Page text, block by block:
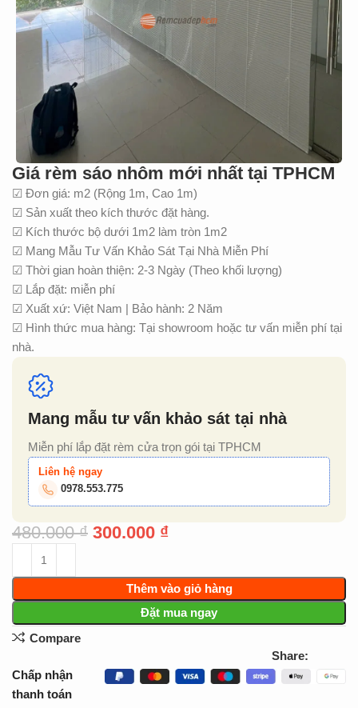
Giá rèm sáo nhôm mới nhất tại TPHCM
☑ Đơn giá: m2 (Rộng 1m, Cao 1m)
☑ Sản xuất theo kích thước đặt hàng.
☑ Kích thước bộ dưới 1m2 làm tròn 1m2
☑ Mang Mẫu Tư Vấn Khảo Sát Tại Nhà Miễn Phí
☑ Thời gian hoàn thiện: 2-3 Ngày (Theo khối lượng)
☑ Lắp đặt: miễn phí
☑ Xuất xứ: Việt Nam | Bảo hành: 2 Năm
☑ Hình thức mua hàng: Tại showroom hoặc tư vấn miễn phí tại
nhà.
Mang mẫu tư vấn khảo sát tại nhà
Miễn phí lắp đặt rèm cửa trọn gói tại TPHCM
Liên hệ ngay
0978.553.775
480.000₫ 300.000 ₫
Thêm vào giỏ hàng
Đặt mua ngay
Compare
Share:
Chấp nhận
thanh toán